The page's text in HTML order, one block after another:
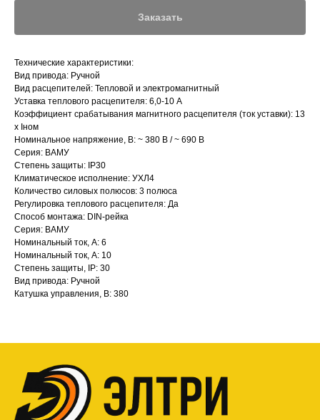
Заказать
Технические характеристики:
Вид привода: Ручной
Вид расцепителей: Тепловой и электромагнитный
Уставка теплового расцепителя: 6,0-10 А
Коэффициент срабатывания магнитного расцепителя (ток уставки): 13
х Iном
Номинальное напряжение, В: ~ 380 В / ~ 690 В
Серия: ВАМУ
Степень защиты: IP30
Климатическое исполнение: УХЛ4
Количество силовых полюсов: 3 полюса
Регулировка теплового расцепителя: Да
Способ монтажа: DIN-рейка
Серия: ВАМУ
Номинальный ток, А: 6
Номинальный ток, А: 10
Степень защиты, IP: 30
Вид привода: Ручной
Катушка управления, В: 380